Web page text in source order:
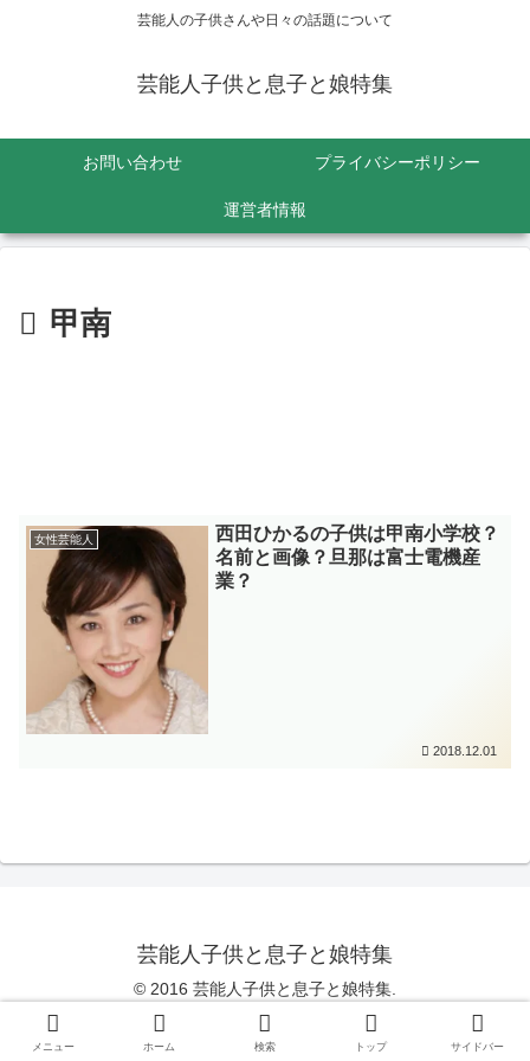
芸能人の子供さんや日々の話題について
芸能人子供と息子と娘特集
お問い合わせ プライバシーポリシー
運営者情報
甲南
女性芸能人
西田ひかるの子供は甲南小学校？
名前と画像？旦那は富士電機産
業？
2018.12.01
芸能人子供と息子と娘特集
© 2016 芸能人子供と息子と娘特集.
メニュー ホーム 検索 トップ サイドバー
Copy Protected by Chetan WP-Copyprotect